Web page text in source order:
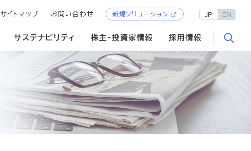
サステナビリティ 株主・投資家情報 採用情報
サイトマップ お問い合わせ 新規ソリューション JP EN